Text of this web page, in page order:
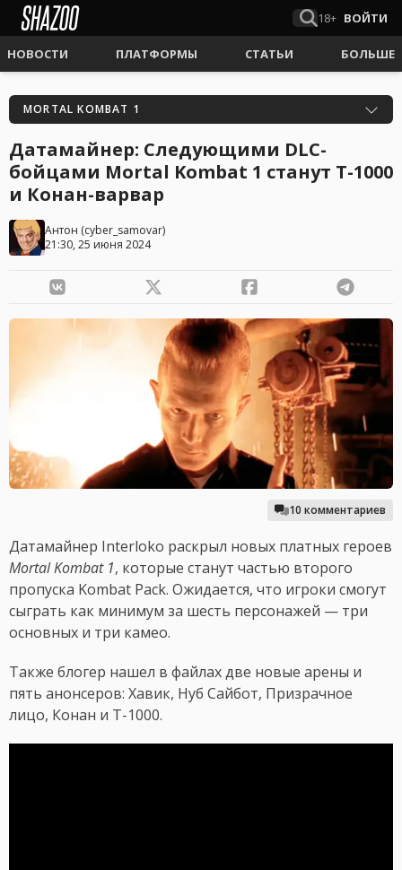
18+ ВОЙТИ
НОВОСТИ ПЛАТФОРМЫ СТАТЬИ БОЛЬШЕ
MORTAL KOMBAT 1
Датамайнер: Следующими DLC-
бойцами Mortal Kombat 1 станут T-1000
и Конан-варвар
Антон (cyber_samovar)
21:30, 25 июня 2024
10 комментариев
Датамайнер Interloko раскрыл новых платных героев
Mortal Kombat 1, которые станут частью второго
пропуска Kombat Pack. Ожидается, что игроки смогут
сыграть как минимум за шесть персонажей — три
основных и три камео.
Также блогер нашел в файлах две новые арены и
пять анонсеров: Хавик, Нуб Сайбот, Призрачное
лицо, Конан и T-1000.